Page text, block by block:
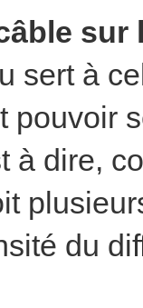
sert à
pouvoir
à dire,
du